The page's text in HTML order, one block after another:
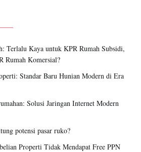
Terlalu Kaya untuk KPR Rumah Subsidi,
Rumah Komersial?
Standar Baru Hunian Modern di Era
Solusi Jaringan Internet Modern
potensi pasar ruko?
Properti Tidak Mendapat Free PPN